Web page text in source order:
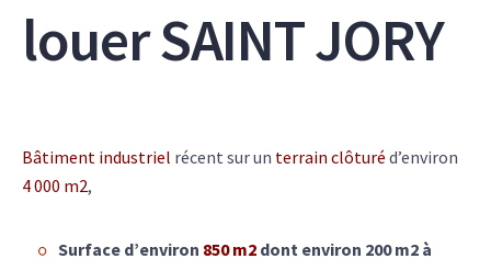
louer SAINT JORY
Bâtiment industriel récent sur un terrain clôturé d’environ
4 000 m2,
Surface d’environ 850 m2dont environ 200 m2 à